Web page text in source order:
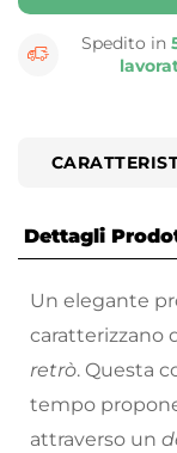
Spedito in
Dettagli
Un elegante
caratterizzano
retrò. Questa
tempo
attraverso un